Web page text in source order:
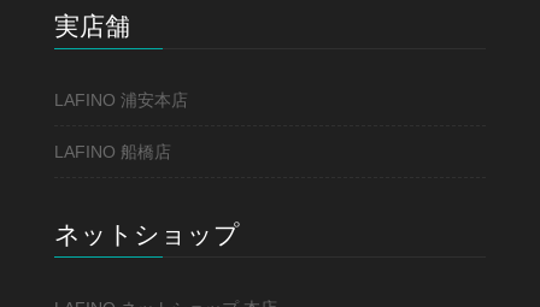
実店舗
LAFINO 浦安本店
LAFINO 船橋店
ネットショップ